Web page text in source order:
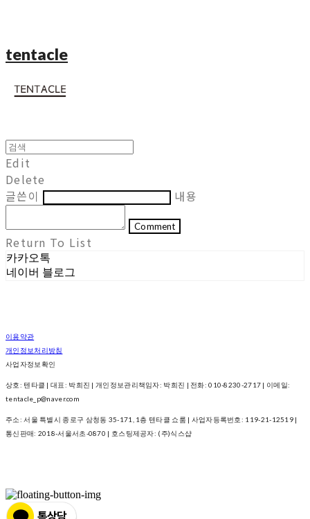
tentacle
Edit
Delete
글쓴이
내용
Comment
Return To List
카카오톡
네이버 블로그
이용약관
개인정보처리방침
사업자정보확인
상호: 텐타클 | 대표: 박희진 | 개인정보관리책임자: 박희진 | 전화: 010-8230-2717 | 이메일:
tentacle_p@naver.com
주소: 서울 특별시 종로구 삼청동 35-171, 1층 텐타클 쇼룸 | 사업자등록번호: 119-21-12519 |
통신판매: 2018-서울서초-0870 | 호스팅제공자: (주)식스샵